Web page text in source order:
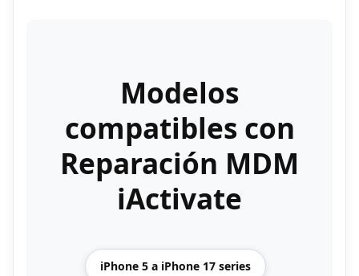
Modelos
compatibles con
Reparación MDM
iActivate
iPhone 5 a iPhone 17 series